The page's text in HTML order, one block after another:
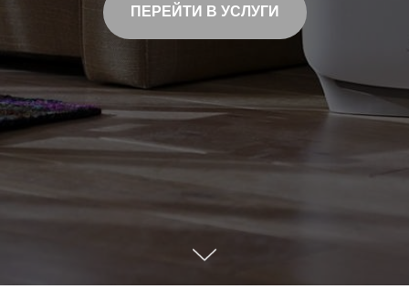
ПЕРЕЙТИ В УСЛУГИ